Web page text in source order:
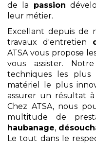
de la passion
leur métier.
Excellant depuis de
travaux d'entretien
ATSA vous propose
vous assister.
techniques les plus
matériel le plus
assurer un résultat
Chez ATSA, nous
multitude de
haubanage,
Le tout dans le